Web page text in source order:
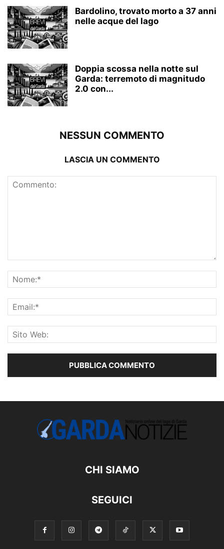
Bardolino, trovato morto a 37 anni
nelle acque del lago
Doppia scossa nella notte sul
Garda: terremoto di magnitudo
2.0 con...
NESSUN COMMENTO
LASCIA UN COMMENTO
CHI SIAMO
SEGUICI